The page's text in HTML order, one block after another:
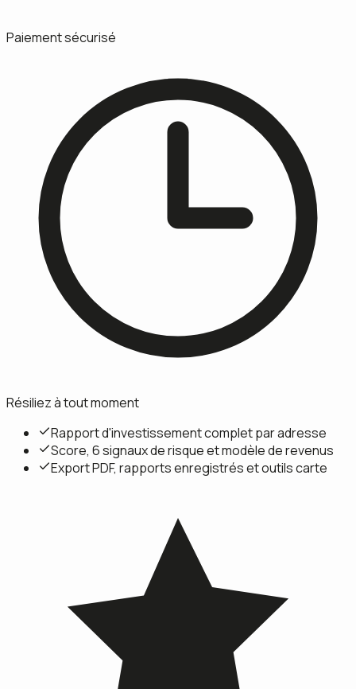
Paiement sécurisé
Résiliez à tout moment
Rapport d'investissement complet par adresse
Score, 6 signaux de risque et modèle de revenus
Export PDF, rapports enregistrés et outils carte